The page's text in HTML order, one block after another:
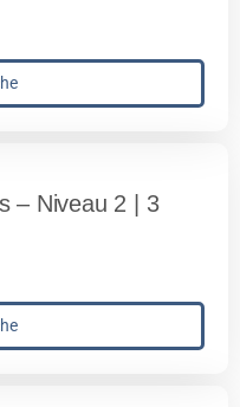
– Niveau 2 | 3